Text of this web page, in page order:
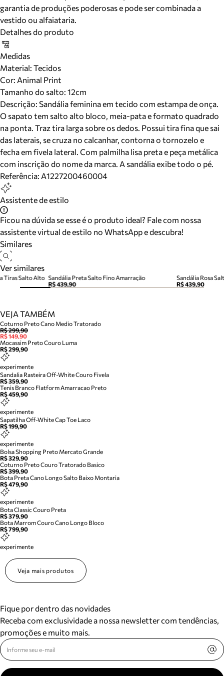
garantia de produções poderosas e pode ser combinada a
vestido ou alfaiataria.
Detalhes do produto
Medidas
Material: Tecidos
Cor: Animal Print
Tamanho do salto: 12cm
Descrição: Sandália feminina em tecido com estampa de onça.
O sapato tem salto alto bloco, meia-pata e formato quadrado
na ponta. Traz tira larga sobre os dedos. Possui tira fina que sai
das laterais, se cruza no calcanhar, contorna o tornozelo e
fecha em fivela lateral. Com palmilha lisa preta e peça metálica
com inscrição do nome da marca. A sandália exibe todo o pé.
Referência: A1227200460004
Assistente de estilo
Ficou na dúvida se esse é o produto ideal? Fale com nossa
assistente virtual de estilo no WhatsApp e descubra!
Similares
Ver similares
Sandália Preta Salto Fino Amarração
R$ 439,90
Sandália Rosa
R$ 439,90
Tiras Salto Alto
VEJA TAMBÉM
Coturno Preto Cano Medio Tratorado
R$ 299,90
R$ 149,90
Mocassim Preto Couro Luma
R$ 299,90
experimente
Sandalia Rasteira Off-White Couro Fivela
R$ 359,90
Tenis Branco Flatform Amarracao Preto
R$ 459,90
experimente
Sapatilha Off-White Cap Toe Laco
R$ 199,90
experimente
Bolsa Shopping Preto Mercato Grande
R$ 329,90
Coturno Preto Couro Tratorado Basico
R$ 399,90
Bota Preta Cano Longo Salto Baixo Montaria
R$ 479,90
experimente
Bota Classic Couro Preta
R$ 379,90
Bota Marrom Couro Cano Longo Bloco
R$ 799,90
experimente
Veja mais produtos
Fique por dentro das novidades
Receba com exclusividade a nossa newsletter com tendências,
promoções e muito mais.